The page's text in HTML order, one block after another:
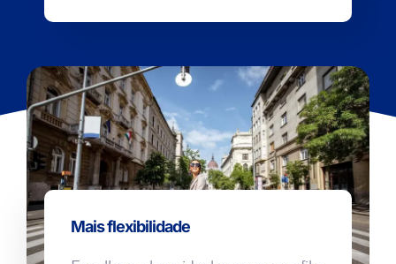
Mais flexibilidade